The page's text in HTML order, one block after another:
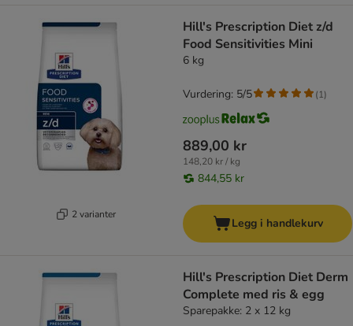
2 varianter
Hill's Prescription Diet z/d
Food Sensitivities Mini
6 kg
889,00 kr
148,20 kr / kg
844,55 kr
Vurdering: 5/5 (1)
Legg i handlekurv
Hill's Prescription Diet Derm
Complete med ris & egg
Sparepakke: 2 x 12 kg